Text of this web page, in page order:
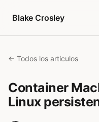
Blake Crosley
← Todos los articulos
Container
Linux